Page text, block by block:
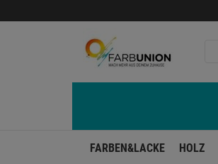
FARBEN&LACKE HOLZ